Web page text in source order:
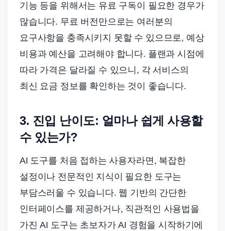
기능 등을 위해서는 유료 구독이 필요한 경우가
많습니다. 무료 버전만으로는 여러분의
요구사항을 충족시키지 못할 수 있으므로, 예상
비용과 예산을 고려해야 합니다. 플랜과 시점에
따라 가격은 달라질 수 있으니, 각 서비스의
최신 요금 정보를 확인하는 것이 좋습니다.
3. 진입 난이도: 얼마나 쉽게 사용할
수 있는가?
AI 도구를 처음 접하는 사용자라면, 복잡한
설정이나 전문적인 지식이 필요한 도구는
부담스러울 수 있습니다. 웹 기반의 간단한
인터페이스를 제공하거나, 직관적인 사용법을
가진 AI 도구는 초보자가 AI 경험을 시작하기에